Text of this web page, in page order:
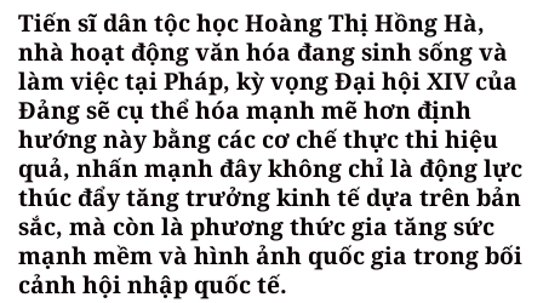
Tiến sĩ dân tộc học Hoàng Thị Hồng Hà,
nhà hoạt động văn hóa đang sinh sống và
làm việc tại Pháp, kỳ vọng Đại hội XIV của
Đảng sẽ cụ thể hóa mạnh mẽ hơn định
hướng này bằng các cơ chế thực thi hiệu
quả, nhấn mạnh đây không chỉ là động lực
thúc đẩy tăng trưởng kinh tế dựa trên bản
sắc, mà còn là phương thức gia tăng sức
mạnh mềm và hình ảnh quốc gia trong bối
cảnh hội nhập quốc tế.